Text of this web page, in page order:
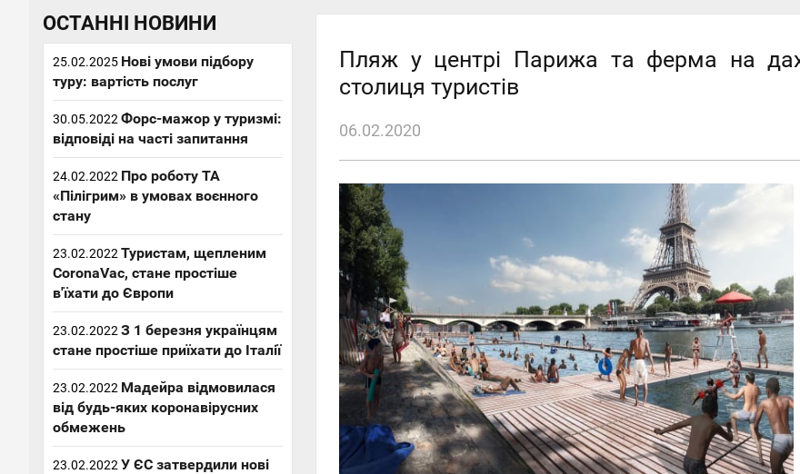
ОСТАННІ НОВИНИ
25.02.2025 Нові умови підбору
туру: вартість послуг
30.05.2022 Форс-мажор у туризмі:
відповіді на часті запитання
24.02.2022 Про роботу ТА
«Пілігрим» в умовах воєнного
стану
23.02.2022 Туристам, щепленим
CoronaVac, стане простіше
в'їхати до Європи
23.02.2022 З 1 березня українцям
стане простіше приїхати до Італії
23.02.2022 Мадейра відмовилася
від будь-яких коронавірусних
обмежень
23.02.2022 У ЄС затвердили нові
Пляж у центрі Парижа та ферма на
столиця туристів
06.02.2020